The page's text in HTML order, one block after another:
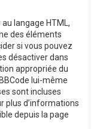
langage HTML,
des éléments
si vous pouvez
désactiver dans
appropriée du
lui-même
sont incluses
plus d’informations
depuis la page